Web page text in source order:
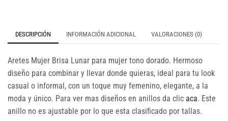
DESCRIPCIÓN INFORMACIÓN ADICIONAL VALORACIONES (0)
Aretes Mujer Brisa Lunar para mujer tono dorado. Hermoso
diseño para combinar y llevar donde quieras, ideal para tu look
casual o informal, con un toque muy femenino, elegante, a la
moda y único. Para ver mas diseños en anillos da clic aca. Este
anillo no es ajustable por lo que esta clasificado por tallas.